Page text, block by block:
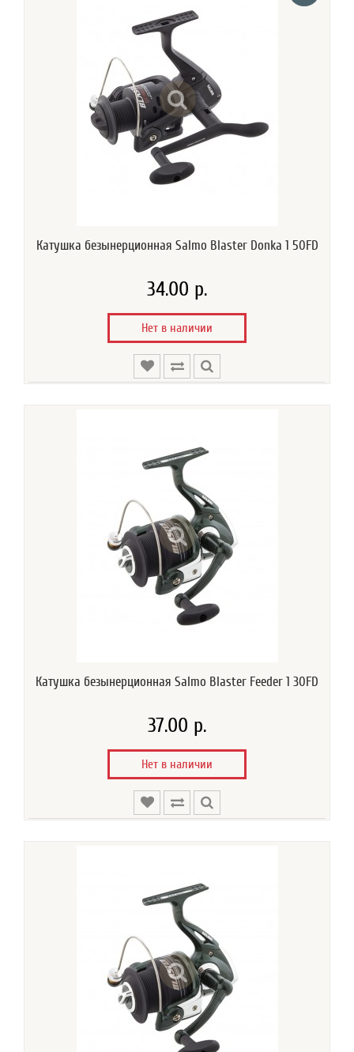
Катушка безынерционная Salmo Blaster Donka 1 50FD
34.00 р.
Нет в наличии
Катушка безынерционная Salmo Blaster Feeder 1 30FD
37.00 р.
Нет в наличии